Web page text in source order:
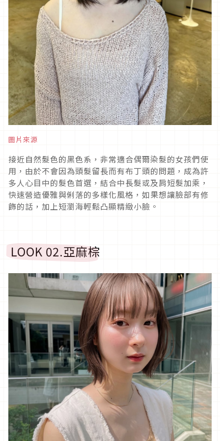
圖片來源
接近自然髮色的黑色系，非常適合偶爾染髮的女孩們使
用，由於不會因為頭髮留長而有布丁頭的問題，成為許
多人心目中的髮色首選，結合中長髮或及肩短髮加乘，
快速營造優雅與俐落的多樣化風格，如果想讓臉部有修
飾的話，加上短瀏海輕鬆凸顯精緻小臉。
LOOK 02.亞麻棕